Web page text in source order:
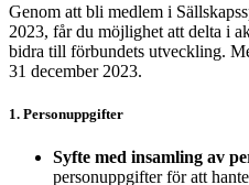
Genom att bli medlem i
2023, får du möjlighet att delta i
bidra till förbundets utveckling.
31 december 2023.
1. Personuppgifter
Syfte med insamling av
personuppgifter för att